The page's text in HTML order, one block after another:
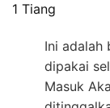
1 Tiang
Ini adalah
dipakai
Masuk